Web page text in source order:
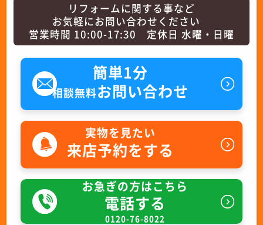
リフォームに関する事など
お気軽にお問い合わせください
営業時間 10:00-17:30 定休日 水曜・日曜
簡単1分
相談無料お問い合わせ
実物を見たい
来店予約をする
お急ぎの方はこちら
電話する
0120-76-8022